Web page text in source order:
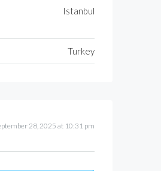
Istanbul
Turkey
28, 2025 at 10:31 pm